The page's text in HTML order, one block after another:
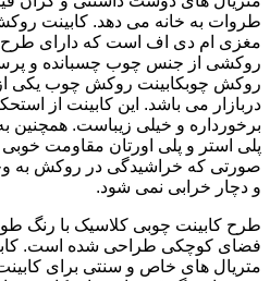
طروات به خانه می دهد. کابینت
مغزی ام دی اف است که دارای
روکشی از جنس چوب چسبانده و
روکش چوبکابینت روکش چوب یکی از
دربازار می باشد. این کابینت از
برخورداره و خیلی زیباست. همچنین
پلی استر و پلی اورتان مقاومت
صورتی که خراشیدگی در روکش به
و دچار خرابی نمی شود.
طرح کابینت چوبی کلاسیک با رنگ
فضای کوچکی طراحی شده است.
متریال های خاص و سنتی برای